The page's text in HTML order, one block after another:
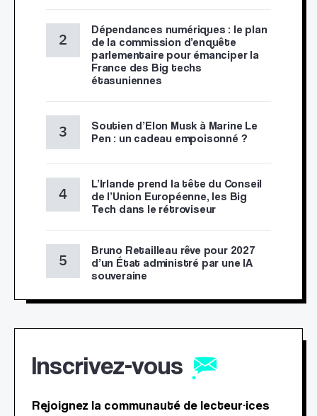
Dépendances numériques : le plan
de la commission d’enquête
parlementaire pour émanciper la
France des Big techs
étasuniennes
Soutien d’Elon Musk à Marine Le
Pen : un cadeau empoisonné ?
L’Irlande prend la tête du Conseil
de l’Union Européenne, les Big
Tech dans le rétroviseur
Bruno Retailleau rêve pour 2027
d’un État administré par une IA
souveraine
Inscrivez-vous
Rejoignez la communauté de lecteur·ices